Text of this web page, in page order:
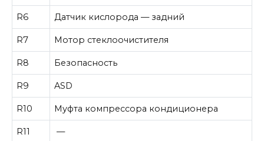
R6 Датчик кислорода — задний
R7 Мотор стеклоочистителя
R8 Безопасность
R9 ASD
R10 Муфта компрессора кондиционера
R11 —